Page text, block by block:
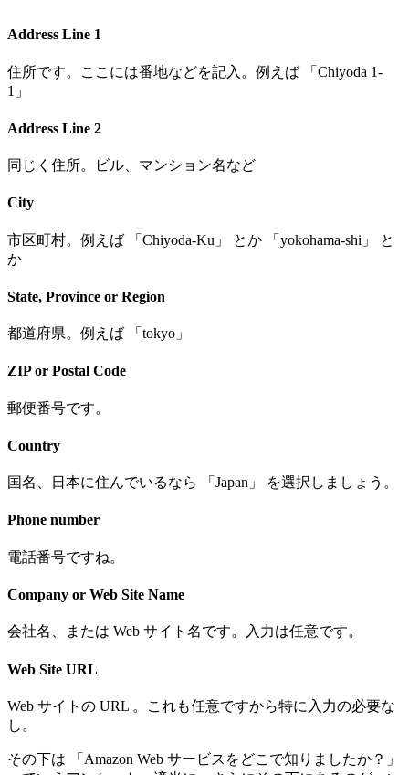
Address Line 1
住所です。ここには番地などを記入。例えば 「Chiyoda 1-
1」
Address Line 2
同じく住所。ビル、マンション名など
City
市区町村。例えば 「Chiyoda-Ku」 とか 「yokohama-shi」 と
か
State, Province or Region
都道府県。例えば 「tokyo」
ZIP or Postal Code
郵便番号です。
Country
国名、日本に住んでいるなら 「Japan」 を選択しましょう。
Phone number
電話番号ですね。
Company or Web Site Name
会社名、または Web サイト名です。入力は任意です。
Web Site URL
Web サイトの URL 。これも任意ですから特に入力の必要な
し。
その下は 「Amazon Web サービスをどこで知りましたか？」